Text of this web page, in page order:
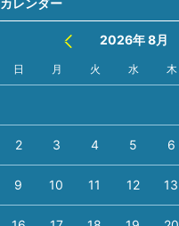
カレンダー
2026年 8月
日 月 火 水 木
2 3 4 5 6
9 10 11 12 13